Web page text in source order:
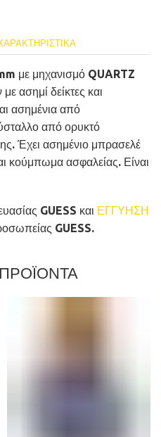
με μηχανισμό QUARTZ
ασημί δείκτες και
ασημένια από
από ορυκτό
Έχει ασημένιο μπρασελέ
κούμπωμα ασφαλείας. Είναι
GUESS και ΕΓΓΥΗΣΗ
GUESS.